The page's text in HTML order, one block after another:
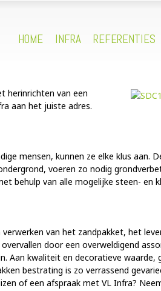
HOME INFRA REFERENTIES
herinrichten van een
aan het juiste adres.
mensen, kunnen ze elke klus aan.
voeren zo nodig
behulp van alle mogelijke steen- en
van het zandpakket, het
door een overweldigend
kwaliteit en decoratieve waarde,
bestrating is zo verrassend
of een afspraak met VL Infra?